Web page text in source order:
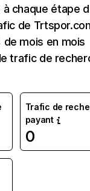
chaque étape
de
de mois en mois
trafic de
Trafic de
payant
0